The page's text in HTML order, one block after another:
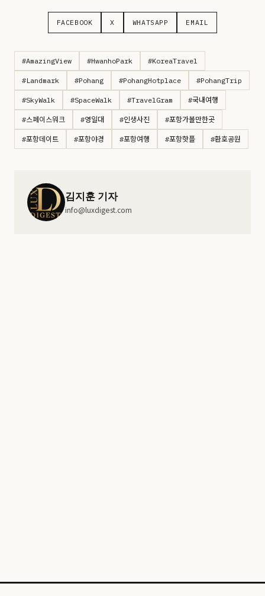
FACEBOOK X WHATSAPP EMAIL
#AmazingView #HwanhoPark #KoreaTravel
#Landmark #Pohang #PohangHotplace #PohangTrip
#SkyWalk #SpaceWalk #TravelGram #국내여행
#스페이스워크 #영일대 #인생사진 #포항가볼만한곳
#포항데이트 #포항야경 #포항여행 #포항핫플 #환호공원
김지훈 기자
info@luxdigest.com